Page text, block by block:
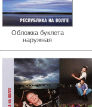
Обложка буклета
наружная